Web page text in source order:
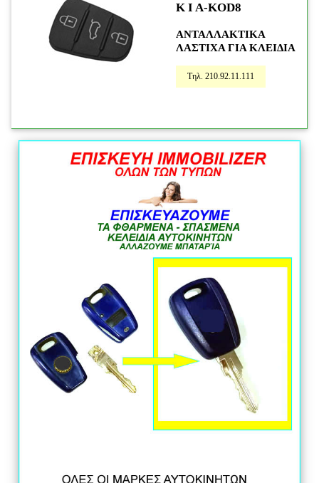
K I A-KOD8
ΑΝΤΑΛΛΑΚΤΙΚΑ
ΛΑΣΤΙΧΑ ΓΙΑ ΚΛΕΙΔΙΑ
Τηλ. 210.92.11.111